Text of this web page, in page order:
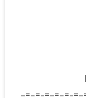
-=-=-=-=-=-